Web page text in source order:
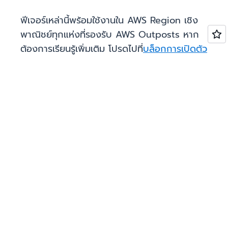
ฟีเจอร์เหล่านี้พร้อมใช้งานใน AWS Region เชิง
พาณิชย์ทุกแห่งที่รองรับ AWS Outposts หาก
ต้องการเรียนรู้เพิ่มเติม โปรดไปที่บล็อกการเปิดตัว